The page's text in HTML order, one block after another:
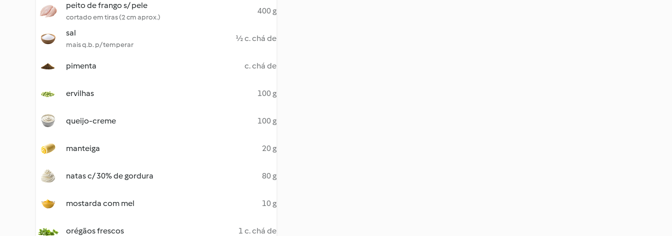
peito de frango s/ pele
cortado em tiras (2 cm aprox.)
400 g
sal
mais q.b. p/ temperar
½ c. chá de
pimenta c. chá de
ervilhas 100 g
queijo-creme 100 g
manteiga 20 g
natas c/ 30% de gordura 80 g
mostarda com mel 10 g
orégãos frescos 1 c. chá de